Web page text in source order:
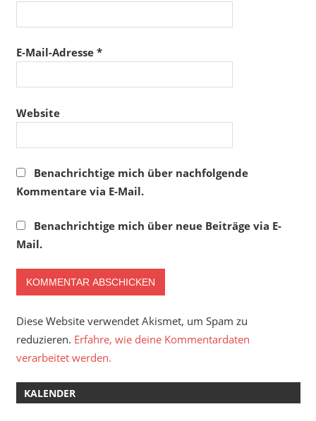
E-Mail-Adresse *
Website
Benachrichtige mich über nachfolgende
Kommentare via E-Mail.
Benachrichtige mich über neue Beiträge via E-
Mail.
Diese Website verwendet Akismet, um Spam zu
reduzieren. Erfahre, wie deine Kommentardaten
verarbeitet werden.
KALENDER